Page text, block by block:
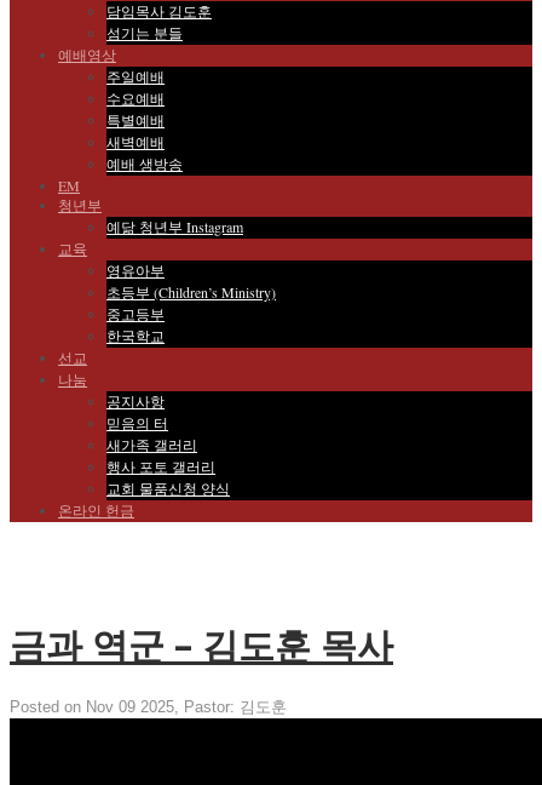
담임목사 김도훈
섬기는 분들
예배영상
주일예배
수요예배
특별예배
새벽예배
예배 생방송
EM
청년부
예닮 청년부 Instagram
교육
영유아부
초등부 (Children’s Ministry)
중고등부
한국학교
선교
나눔
공지사항
믿음의 터
새가족 갤러리
행사 포토 갤러리
교회 물품신청 양식
온라인 헌금
금과 역군 – 김도훈 목사
Posted on Nov 09 2025, Pastor: 김도훈